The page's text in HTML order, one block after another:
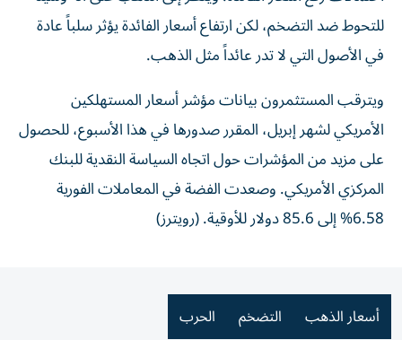
للتحوط ضد التضخم، لكن ارتفاع أسعار الفائدة يؤثر سلباً عادة
في الأصول التي لا تدر عائداً مثل الذهب.
ويترقب ‌المستثمرون بيانات مؤشر أسعار المستهلكين
الأمريكي لشهر إبريل، المقرر صدورها في هذا الأسبوع، للحصول
على مزيد من المؤشرات حول اتجاه السياسة النقدية للبنك
المركزي الأمريكي. وصعدت ​الفضة في المعاملات الفورية
6.58% إلى 85.6 دولار للأوقية. (رويترز)
أسعار الذهب التضخم الحرب